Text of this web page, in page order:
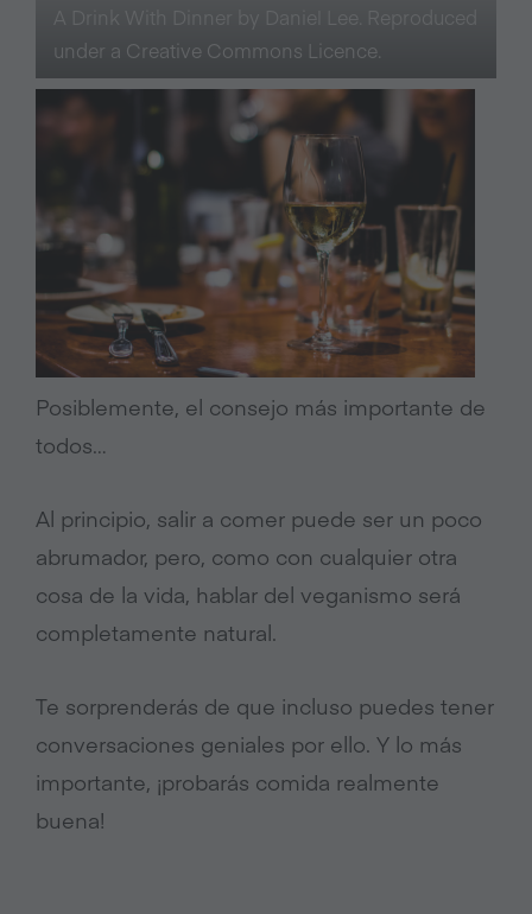
A Drink With Dinner by Daniel Lee. Reproduced
under a Creative Commons Licence.
Posiblemente, el consejo más importante de
todos…
Al principio, salir a comer puede ser un poco
abrumador, pero, como con cualquier otra
cosa de la vida, hablar del veganismo será
completamente natural.
Te sorprenderás de que incluso puedes tener
conversaciones geniales por ello. Y lo más
importante, ¡probarás comida realmente
buena!